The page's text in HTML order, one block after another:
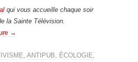
qui vous accueille chaque soir
la Sainte Télévision.
→
ANTIPUB ÉCOLOGIE